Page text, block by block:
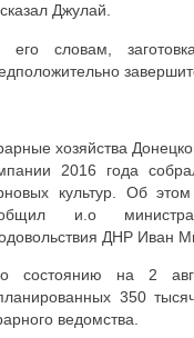
Джулай.
его словам,
хозяйства
2016 года
культур. Об
и.о
ДНР Иван
состоянию на 2
350
ведомства.